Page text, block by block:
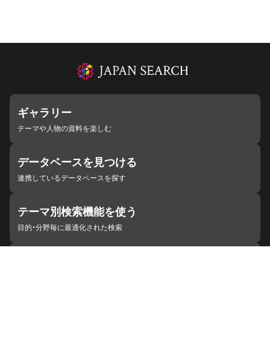
ギャラリー
テーマや人物の資料を楽しむ
データベースを見つける
連携しているデータベースを探す
テーマ別検索機能を使う
目的・分野毎に最適化された検索